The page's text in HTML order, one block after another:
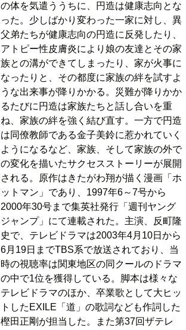
の体を気遣ううちに、円造は健康志向とな
った。少しばかり変わった一家に対し、異
父弟たちが健康志向の円造に反発したり、
アトピー性皮膚炎により娘の友達とその家
族との溝ができてしまったり、家が火事に
なったりと、その都度に家族の絆を試すよ
うな出来事が降りかかる。災難が降りかか
るたびに円造は家族たちと話し合いを重
ね、家族の絆を強く結び直す。一方で円造
は同僚教師である金子美鈴に惹かれていく
ようになるなど、家族、そして家族の外で
の変化を描いたサクセスストーリーが展開
される。原作はきたがわ翔が描く漫画「ホ
ットマン」であり、1997年6～7号から
2000年30号まで集英社発行「週刊ヤング
ジャンプ」にて連載された。主演、反町隆
史で、テレビドラマは2003年4月10日から
6月19日までTBS系で放送されており、当
時の視聴率は関東地区の同クールのドラマ
の中で1位を獲得している。脚本は様々な
テレビドラマのほか、卒業歌として大ヒッ
トしたEXILE「道」の歌詞なども作詞した
樫田正剛が担当した。また第37回ザテレ